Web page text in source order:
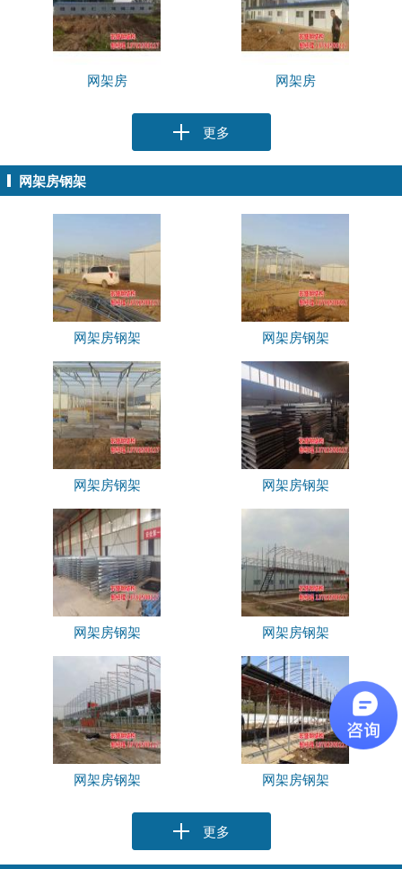
网架房 网架房
更多
网架房钢架
网架房钢架 网架房钢架
网架房钢架 网架房钢架
网架房钢架 网架房钢架
网架房钢架 网架房钢架
更多